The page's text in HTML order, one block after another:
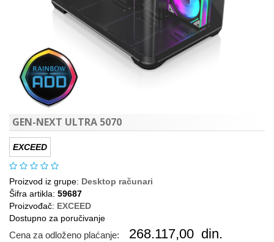
GEN-NEXT ULTRA 5070
EXCEED
Proizvod iz grupe: Desktop računari
Šifra artikla: 59687
Proizvođač: EXCEED
Dostupno za poručivanje
Cena za odloženo plaćanje: 268.117,00 din.